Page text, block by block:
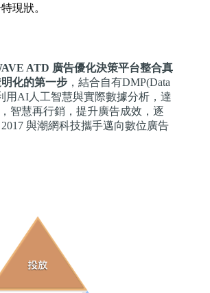
現狀。
ATD 廣告優化決策平台整合真
化的第一步 ，結合自有DMP(Data
用AI人工智慧與實際數據分析，達
智慧再行銷，提升廣告成效，逐
與潮網科技攜手邁向數位廣告